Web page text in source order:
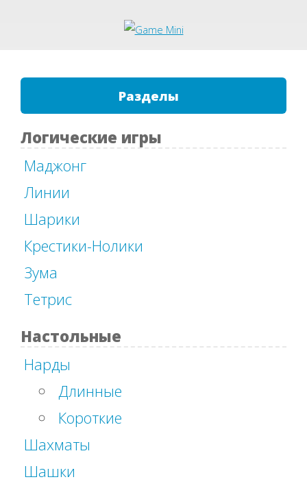
Разделы
Логические игры
Маджонг
Линии
Шарики
Крестики-Нолики
Зума
Тетрис
Настольные
Нарды
Длинные
Короткие
Шахматы
Шашки